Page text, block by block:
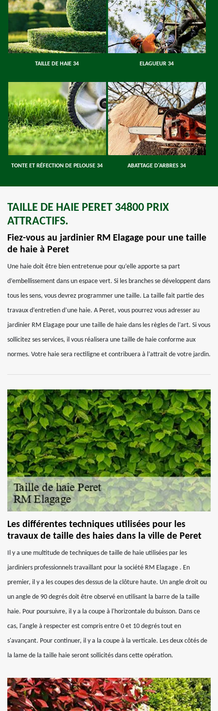
TAILLE DE HAIE 34 ELAGUEUR 34
TONTE ET RÉFECTION DE PELOUSE 34 ABATTAGE D'ARBRES 34
TAILLE DE HAIE PERET 34800 PRIX
ATTRACTIFS.
Fiez-vous au jardinier RM Elagage pour une taille
de haie à Peret
Une haie doit être bien entretenue pour qu’elle apporte sa part
d’embellissement dans un espace vert. Si les branches se développent dans
tous les sens, vous devrez programmer une taille. La taille fait partie des
travaux d’entretien d’une haie. A Peret, vous pourrez vous adresser au
jardinier RM Elagage pour une taille de haie dans les règles de l’art. Si vous
sollicitez ses services, il vous réalisera une taille de haie conforme aux
normes. Votre haie sera rectiligne et contribuera à l’attrait de votre jardin.
Les différentes techniques utilisées pour les
travaux de taille des haies dans la ville de Peret
Il y a une multitude de techniques de taille de haie utilisées par les
jardiniers professionnels travaillant pour la société RM Elagage . En
premier, il y a les coupes des dessus de la clôture haute. Un angle droit ou
un angle de 90 degrés doit être observé en utilisant la barre de la taille
haie. Pour poursuivre, il y a la coupe à l'horizontale du buisson. Dans ce
cas, l'angle à respecter est compris entre 0 et 10 degrés tout en
s'avançant. Pour continuer, il y a la coupe à la verticale. Les deux côtés de
la lame de la taille haie seront sollicités dans cette opération.